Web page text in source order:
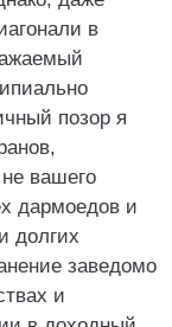
в
позор я
вашего
дармоедов и
долгих
заведомо
и